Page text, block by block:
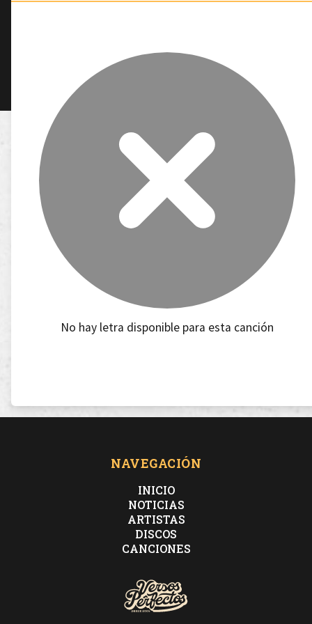
No hay letra disponible para esta canción
NAVEGACIÓN
INICIO
NOTICIAS
ARTISTAS
DISCOS
CANCIONES